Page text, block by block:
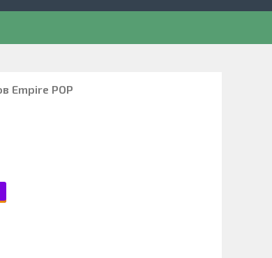
Empire РОР